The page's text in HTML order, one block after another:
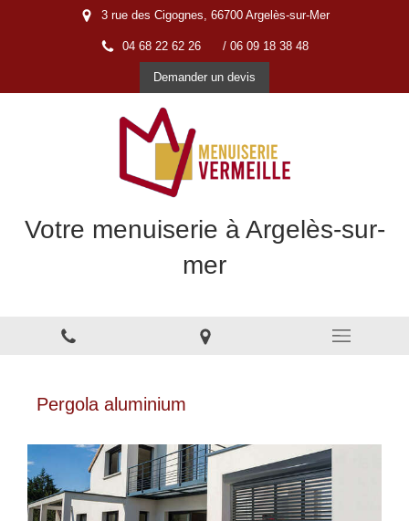
3 rue des Cigognes, 66700 Argelès-sur-Mer
04 68 22 62 26 / 06 09 18 38 48
Demander un devis
Votre menuiserie à Argelès-sur-
mer
Pergola aluminium